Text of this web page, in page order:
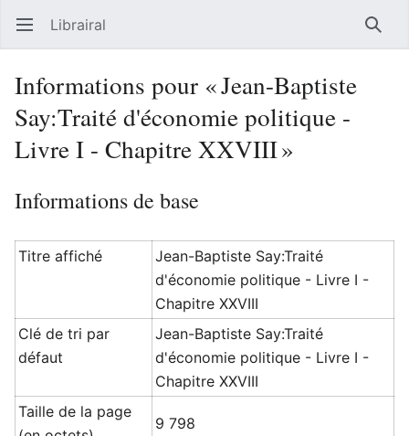
Ouvrir le menu principal Librairal
Informations pour « Jean-Baptiste
Say:Traité d'économie politique -
Livre I - Chapitre XXVIII »
Informations de base
Titre affiché
Jean-Baptiste Say:Traité
d'économie politique - Livre I -
Chapitre XXVIII
Clé de tri par
défaut
Jean-Baptiste Say:Traité
d'économie politique - Livre I -
Chapitre XXVIII
Taille de la page
9 798